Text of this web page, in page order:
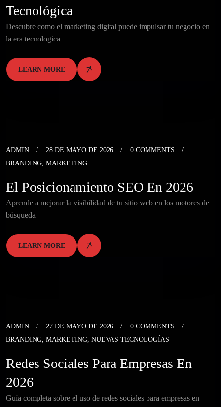
Tecnológica
Descubre como el marketing digital puede impulsar tu negocio en
la era tecnologica
LEARN MORE
ADMIN 28 DE MAYO DE 2026
0 COMMENTS
BRANDING, MARKETING
El Posicionamiento SEO En 2026
Aprende a mejorar la visibilidad de tu sitio web en los motores de
búsqueda
LEARN MORE
ADMIN 27 DE MAYO DE 2026
0 COMMENTS
BRANDING, MARKETING, NUEVAS TECNOLOGÍAS
Redes Sociales Para Empresas En
2026
Guía completa sobre el uso de redes sociales para empresas en